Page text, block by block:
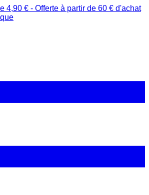
4,90 € - Offerte à partir de 60 € d'achat